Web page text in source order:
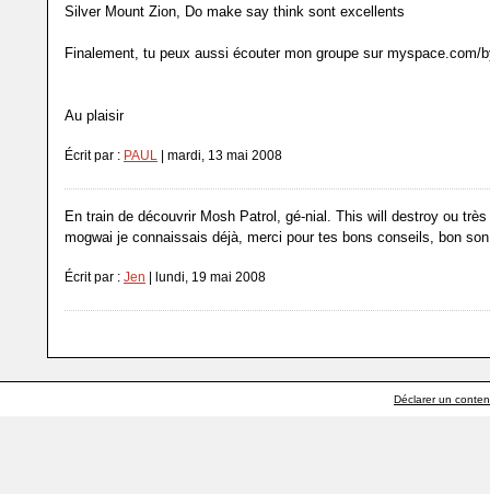
Silver Mount Zion, Do make say think sont excellents
Finalement, tu peux aussi écouter mon groupe sur myspace.com/
Au plaisir
Écrit par : PAUL | mardi, 13 mai 2008
En train de découvrir Mosh Patrol, gé-nial. This will destroy ou
mogwai je connaissais déjà, merci pour tes bons conseils, bon
Écrit par : Jen | lundi, 19 mai 2008
Déclarer un